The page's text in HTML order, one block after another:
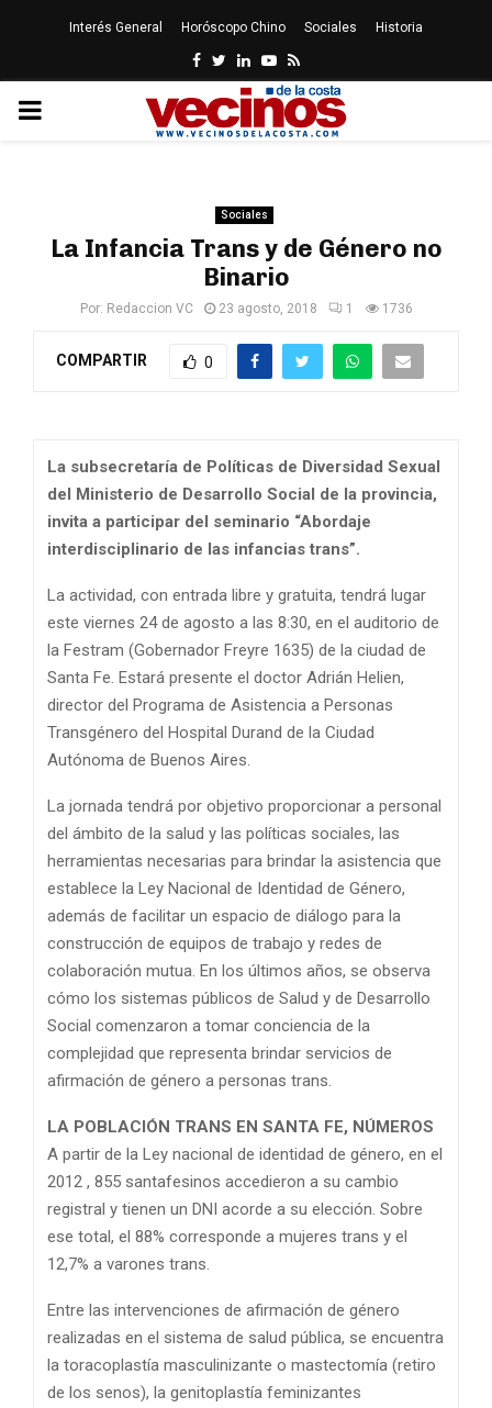
Interés General Horóscopo Chino Sociales Historia
Facebook
Twitter
LinkedinYoutube
Rss
PRIMARY
Sociales
La Infancia Trans y de Género no
Binario
Por: Redaccion VC 23 agosto, 2018 1 1736
COMPARTIR 0
La subsecretaría de Políticas de Diversidad Sexual
del Ministerio de Desarrollo Social de la provincia,
invita a participar del seminario “Abordaje
interdisciplinario de las infancias trans”.
La actividad, con entrada libre y gratuita, tendrá lugar
este viernes 24 de agosto a las 8:30, en el auditorio de
la Festram (Gobernador Freyre 1635) de la ciudad de
Santa Fe. Estará presente el doctor Adrián Helien,
director del Programa de Asistencia a Personas
Transgénero del Hospital Durand de la Ciudad
Autónoma de Buenos Aires.
La jornada tendrá por objetivo proporcionar a personal
del ámbito de la salud y las políticas sociales, las
herramientas necesarias para brindar la asistencia que
establece la Ley Nacional de Identidad de Género,
además de facilitar un espacio de diálogo para la
construcción de equipos de trabajo y redes de
colaboración mutua. En los últimos años, se observa
cómo los sistemas públicos de Salud y de Desarrollo
Social comenzaron a tomar conciencia de la
complejidad que representa brindar servicios de
afirmación de género a personas trans.
LA POBLACIÓN TRANS EN SANTA FE, NÚMEROS
A partir de la Ley nacional de identidad de género, en el
2012 , 855 santafesinos accedieron a su cambio
registral y tienen un DNI acorde a su elección. Sobre
ese total, el 88% corresponde a mujeres trans y el
12,7% a varones trans.
Entre las intervenciones de afirmación de género
realizadas en el sistema de salud pública, se encuentra
la toracoplastía masculinizante o mastectomía (retiro
de los senos), la genitoplastía feminizantes